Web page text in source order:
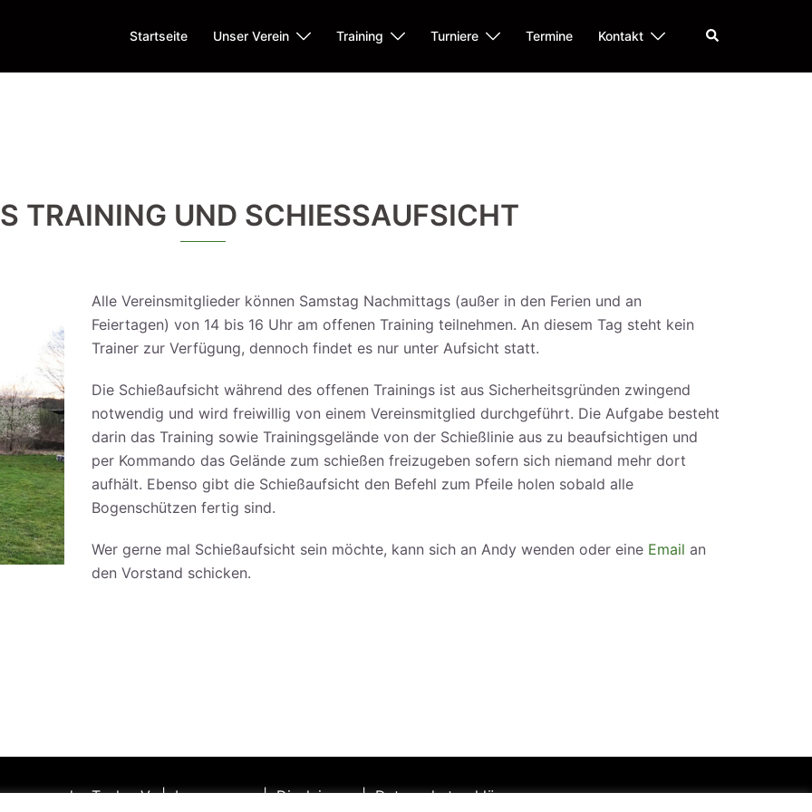
Startseite Unser Verein Training Turniere Termine Kontakt Suche
TRAINING UND SCHIESSAUFSICHT
Alle Vereinsmitglieder können Samstag Nachmittags (außer in den Ferien und an
Feiertagen) von 14 bis 16 Uhr am offenen Training teilnehmen. An diesem Tag steht kein
Trainer zur Verfügung, dennoch findet es nur unter Aufsicht statt.
Die Schießaufsicht während des offenen Trainings ist aus Sicherheitsgründen zwingend
notwendig und wird freiwillig von einem Vereinsmitglied durchgeführt. Die Aufgabe besteht
darin das Training sowie Trainingsgelände von der Schießlinie aus zu beaufsichtigen und
per Kommando das Gelände zum schießen freizugeben sofern sich niemand mehr dort
aufhält. Ebenso gibt die Schießaufsicht den Befehl zum Pfeile holen sobald alle
Bogenschützen fertig sind.
Wer gerne mal Schießaufsicht sein möchte, kann sich an Andy wenden oder eine Email an
den Vorstand schicken.
von der Teck e.V. |Impressum|Disclaimer|Datenschutzerklärung